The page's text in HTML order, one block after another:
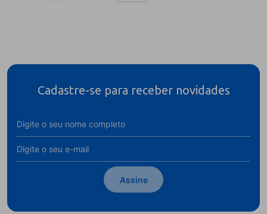
Cadastre-se para receber novidades
Assine